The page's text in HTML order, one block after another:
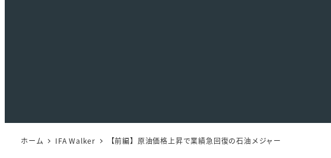
ホーム IFA Walker 【前編】原油価格上昇で業績急回復の石油メジャー